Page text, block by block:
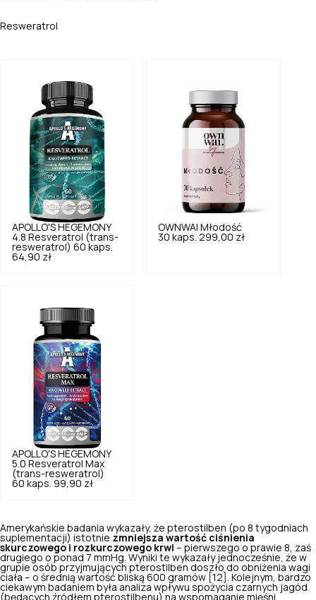
Resweratrol
APOLLO'S HEGEMONY
4.8 Resveratrol (trans-
resweratrol) 60 kaps.
64,90 zł
OWNWAI
Młodość
30 kaps. 299,00 zł
APOLLO'S HEGEMONY
5.0 Resveratrol Max
(trans-resweratrol)
60 kaps. 99,90 zł
Amerykańskie badania wykazały, że pterostilben (po 8 tygodniach
suplementacji) istotnie zmniejsza wartość ciśnienia
skurczowego i rozkurczowego krwi – pierwszego o prawie 8, zaś
drugiego o ponad 7 mmHg. Wyniki te wykazały jednocześnie, że w
grupie osób przyjmujących pterostilben doszło do obniżenia wagi
ciała – o średnią wartość bliską 600 gramów [12]. Kolejnym, bardzo
ciekawym badaniem była analiza wpływu spożycia czarnych jagód
(będących źródłem pterostilbenu) na wspomaganie mięśni